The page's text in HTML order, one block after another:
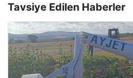
Tavsiye Edilen Haberler